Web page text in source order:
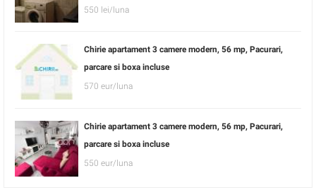
550 lei/luna
Chirie apartament 3 camere modern, 56 mp, Pacurari,
parcare si boxa incluse
570 eur/luna
Chirie apartament 3 camere modern, 56 mp, Pacurari,
parcare si boxa incluse
550 eur/luna